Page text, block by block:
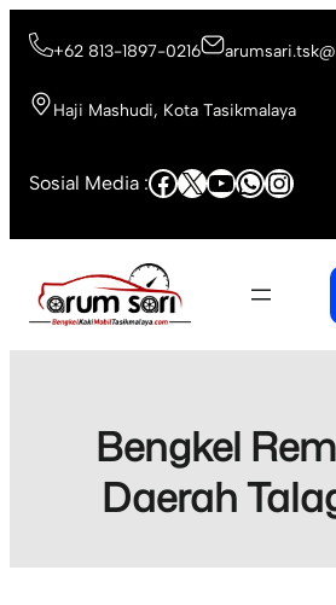
+62 813-1897-0216
Haji Mashudi, Kota Tasikmalaya
Sosial Media :Facebook
X YouTube
Bengkel
Daerah